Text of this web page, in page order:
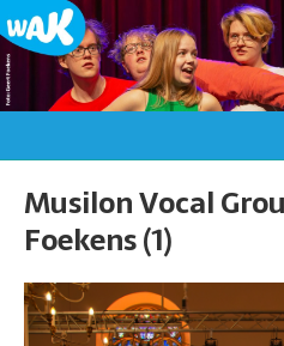
Musilon Vocal
Foekens (1)